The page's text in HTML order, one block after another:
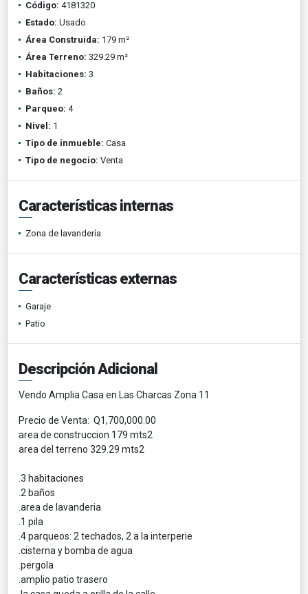
Código: 4181320
Estado: Usado
Área Construida: 179 m²
Área Terreno: 329.29 m²
Habitaciones: 3
Baños: 2
Parqueo: 4
Nivel: 1
Tipo de inmueble: Casa
Tipo de negocio: Venta
Características internas
Zona de lavandería
Características externas
Garaje
Patio
Descripción Adicional
Vendo Amplia Casa en Las Charcas Zona 11
Precio de Venta: Q1,700,000.00
area de construccion 179 mts2
area del terreno 329.29 mts2
.3 habitaciones
.2 baños
.area de lavanderia
.1 pila
.4 parqueos: 2 techados, 2 a la interperie
.cisterna y bomba de agua
.pergola
.amplio patio trasero